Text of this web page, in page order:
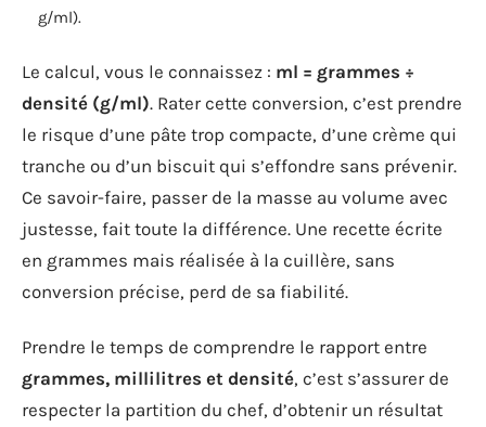
g/ml).
Le calcul, vous le connaissez : ml = grammes ÷
densité (g/ml). Rater cette conversion, c’est prendre
le risque d’une pâte trop compacte, d’une crème qui
tranche ou d’un biscuit qui s’effondre sans prévenir.
Ce savoir-faire, passer de la masse au volume avec
justesse, fait toute la différence. Une recette écrite
en grammes mais réalisée à la cuillère, sans
conversion précise, perd de sa fiabilité.
Prendre le temps de comprendre le rapport entre
grammes, millilitres et densité, c’est s’assurer de
respecter la partition du chef, d’obtenir un résultat